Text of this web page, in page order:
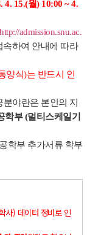
15.(월) 10:00 ~ 4.
http://admission.snu.ac.
하여 안내에 따라
양식)는 반드시 인
야란은 본인의 지
학부 (멀티스케일기
학부 추가서류 학부
사) 데이터 정비로 인